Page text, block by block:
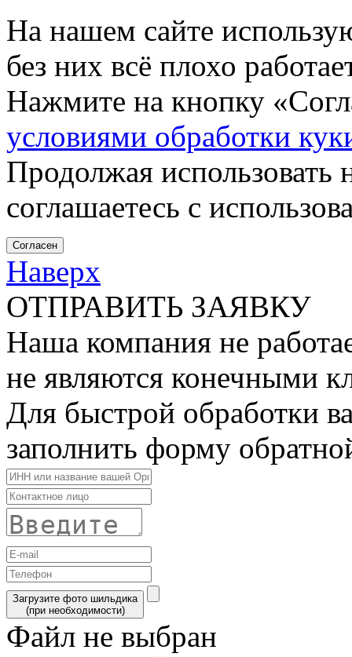
На нашем сайте
без них всё плохо
Нажмите на кнопку
условиями обработки
Продолжая использовать
соглашаетесь с
Согласен
Наверх
ОТПРАВИТЬ ЗАЯВКУ
Наша компания не
не являются конечными
Для быстрой обработки
заполнить форму
Загрузите фото шильдика
(при необходимости)
Файл не выбран